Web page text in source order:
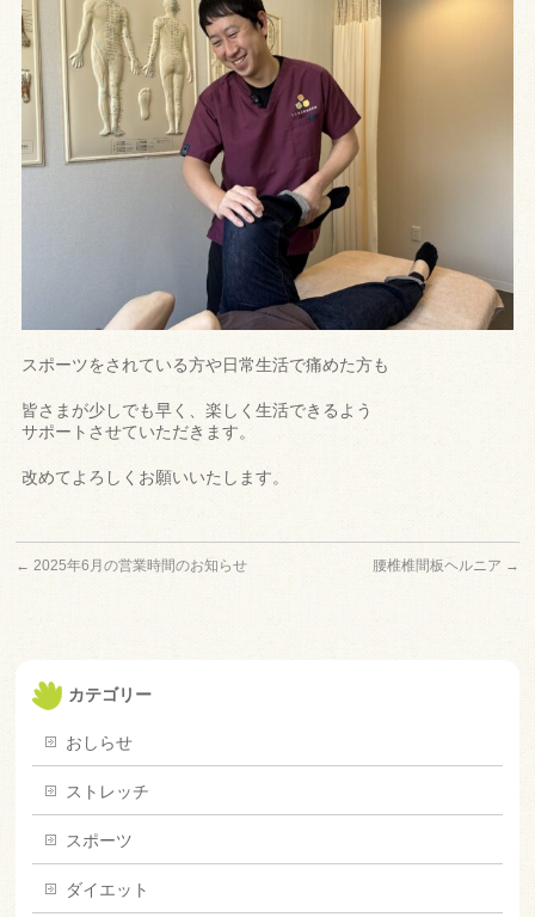
スポーツをされている方や日常生活で痛めた方も
皆さまが少しでも早く、楽しく生活できるよう
サポートさせていただきます。
改めてよろしくお願いいたします。
← 2025年6月の営業時間のお知らせ 腰椎椎間板ヘルニア →
カテゴリー
おしらせ
ストレッチ
スポーツ
ダイエット